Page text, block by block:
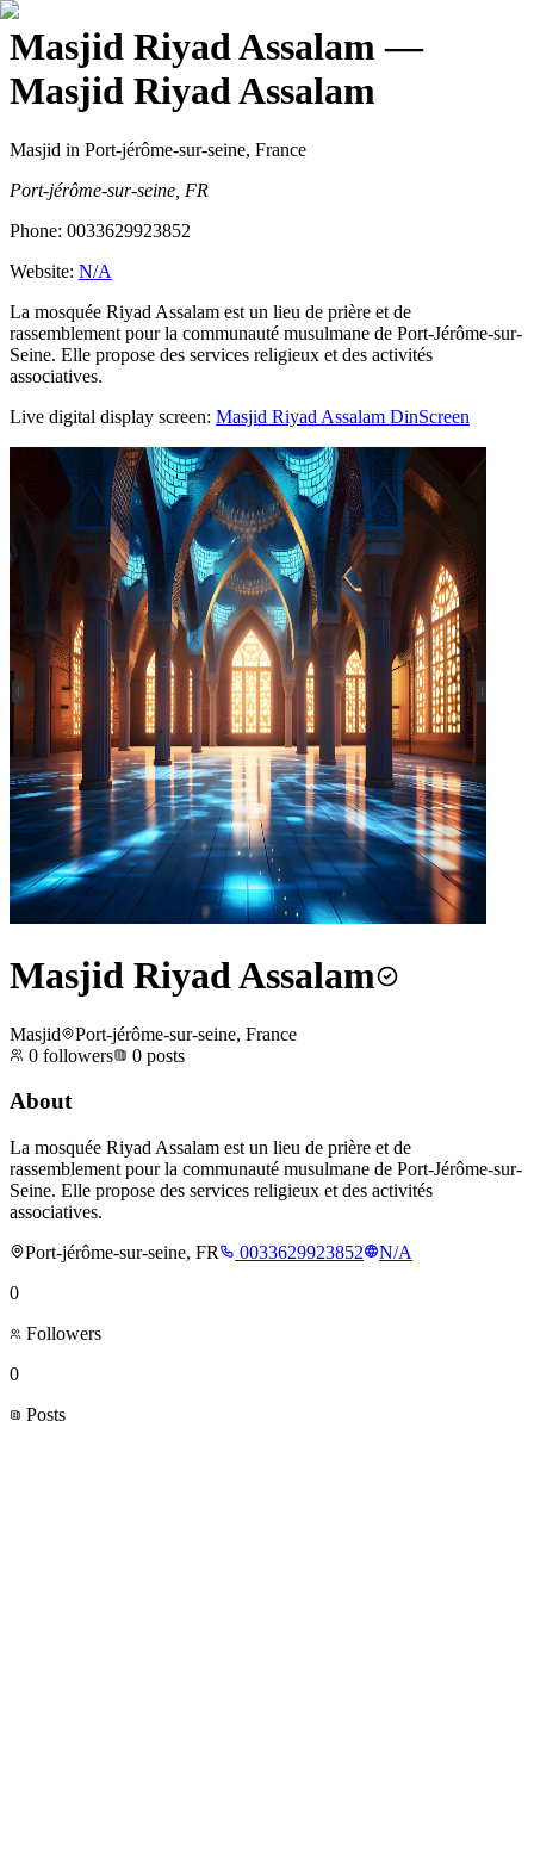
Masjid Riyad Assalam—
Masjid Riyad Assalam
Masjid in Port-jérôme-sur-seine, France
Port-jérôme-sur-seine, FR
Phone: 0033629923852
Website: N/A
La mosquée Riyad Assalam est un lieu de prière et de
rassemblement pour la communauté musulmane de Port-Jérôme-sur-
Seine. Elle propose des services religieux et des activités
associatives.
Live digital display screen: Masjid Riyad Assalam DinScreen
Masjid Riyad Assalam
Masjid
Port-jérôme-sur-seine, France
0 followers 0 posts
About
La mosquée Riyad Assalam est un lieu de prière et de
rassemblement pour la communauté musulmane de Port-Jérôme-sur-
Seine. Elle propose des services religieux et des activités
associatives.
Port-jérôme-sur-seine, FR
0033629923852
N/A
0
Followers
0
Posts